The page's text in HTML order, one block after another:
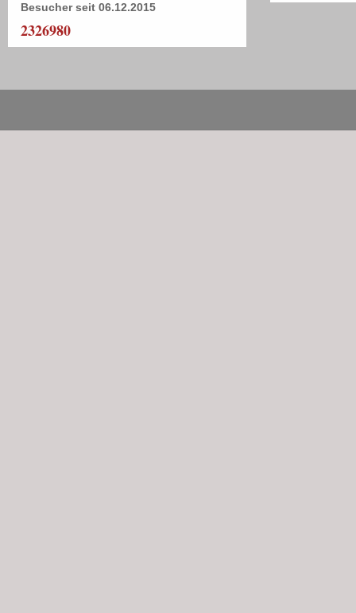
Besucher seit 06.12.2015
2326980